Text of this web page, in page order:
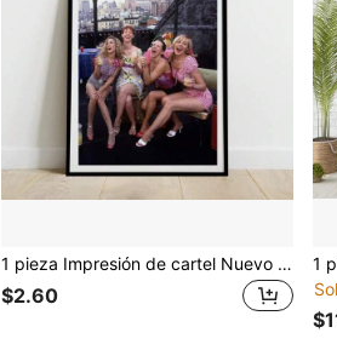
1 pieza Impresión de cartel Nuevo regalo Idea y la ciudad Película romántica de 1998 Cuadro de arte de pared Pintura sobre lienzo Decoración del hogar para la sala de estar Sin marco
$2.60